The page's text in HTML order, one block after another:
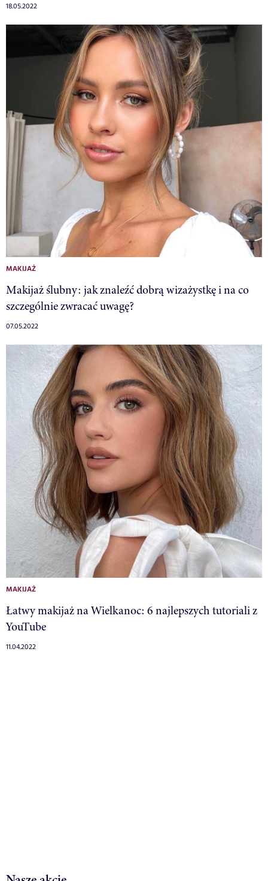
18.05.2022
MAKIJAŻ
Makijaż ślubny: jak znaleźć dobrą wizażystkę i na co
szczególnie zwracać uwagę?
07.05.2022
MAKIJAŻ
Łatwy makijaż na Wielkanoc: 6 najlepszych tutoriali z
YouTube
11.04.2022